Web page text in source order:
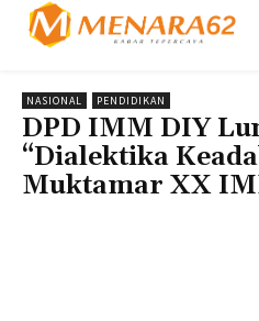
NASIONAL PENDIDIKAN
DPD IMM DIY
“Dialektika
Muktamar XX